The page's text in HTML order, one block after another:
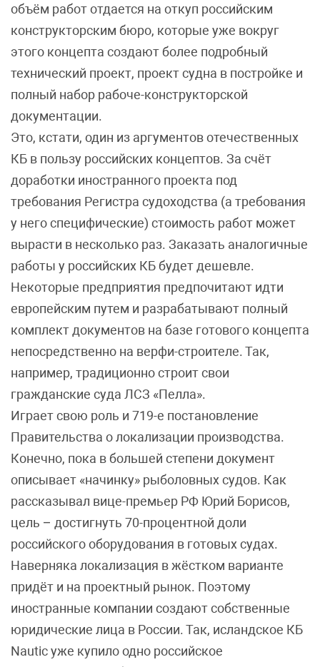
объём работ отдается на откуп российским
конструкторским бюро, которые уже вокруг
этого концепта создают более подробный
технический проект, проект судна в постройке и
полный набор рабоче-конструкторской
документации.
Это, кстати, один из аргументов отечественных
КБ в пользу российских концептов. За счёт
доработки иностранного проекта под
требования Регистра судоходства (а требования
у него специфические) стоимость работ может
вырасти в несколько раз. Заказать аналогичные
работы у российских КБ будет дешевле.
Некоторые предприятия предпочитают идти
европейским путем и разрабатывают полный
комплект документов на базе готового концепта
непосредственно на верфи-строителе. Так,
например, традиционно строит свои
гражданские суда ЛСЗ «Пелла».
Играет свою роль и 719-е постановление
Правительства о локализации производства.
Конечно, пока в большей степени документ
описывает «начинку» рыболовных судов. Как
рассказывал вице-премьер РФ Юрий Борисов,
цель – достигнуть 70-процентной доли
российского оборудования в готовых судах.
Наверняка локализация в жёстком варианте
придёт и на проектный рынок. Поэтому
иностранные компании создают собственные
юридические лица в России. Так, исландское КБ
Nautic уже купило одно российское